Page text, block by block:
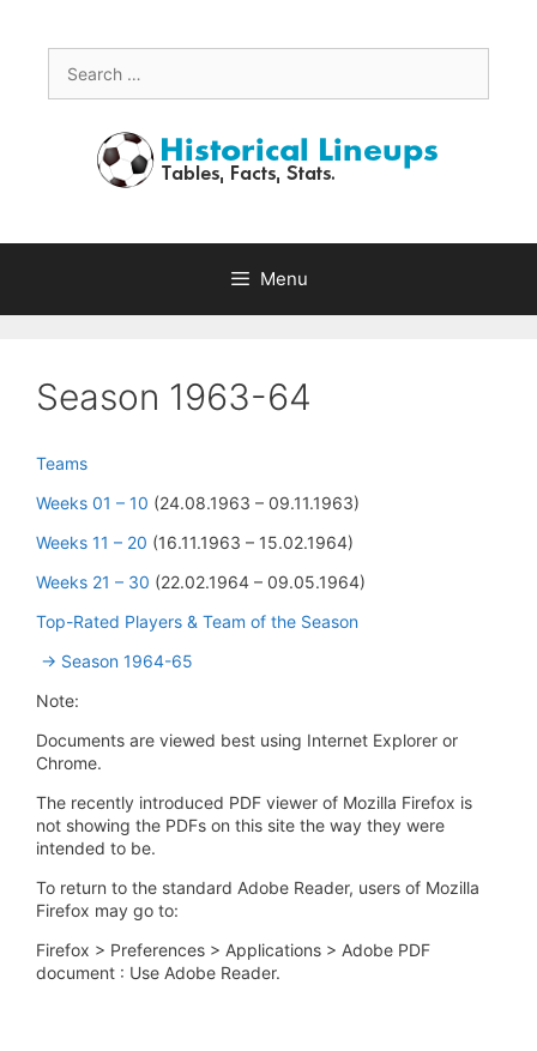
content
for:
Menu
Season 1963-64
Teams
Weeks 01 – 10 (24.08.1963 – 09.11.1963)
Weeks 11 – 20 (16.11.1963 – 15.02.1964)
Weeks 21 – 30 (22.02.1964 – 09.05.1964)
Top-Rated Players & Team of the Season
-> Season 1964-65
Note:
Documents are viewed best using Internet Explorer or
Chrome.
The recently introduced PDF viewer of Mozilla Firefox is
not showing the PDFs on this site the way they were
intended to be.
To return to the standard Adobe Reader, users of Mozilla
Firefox may go to:
Firefox > Preferences > Applications > Adobe PDF
document : Use Adobe Reader.